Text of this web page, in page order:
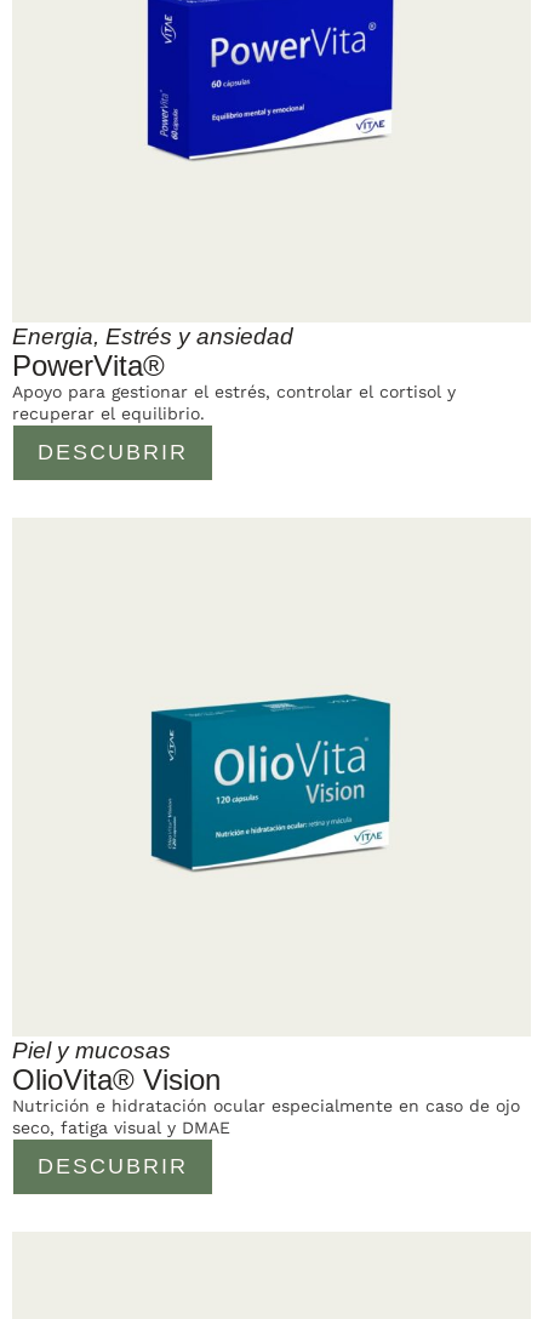
Energia, Estrés y ansiedad
PowerVita®
DESCUBRIR
Apoyo para gestionar el estrés, controlar el cortisol y
recuperar el equilibrio.
Piel y mucosas
OlioVita® Vision
DESCUBRIR
Nutrición e hidratación ocular especialmente en caso de ojo
seco, fatiga visual y DMAE